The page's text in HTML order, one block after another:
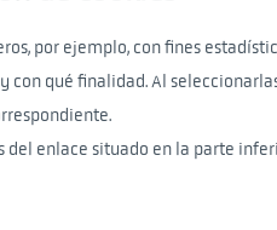
por ejemplo, con fines
qué finalidad. Al
enlace situado en la parte